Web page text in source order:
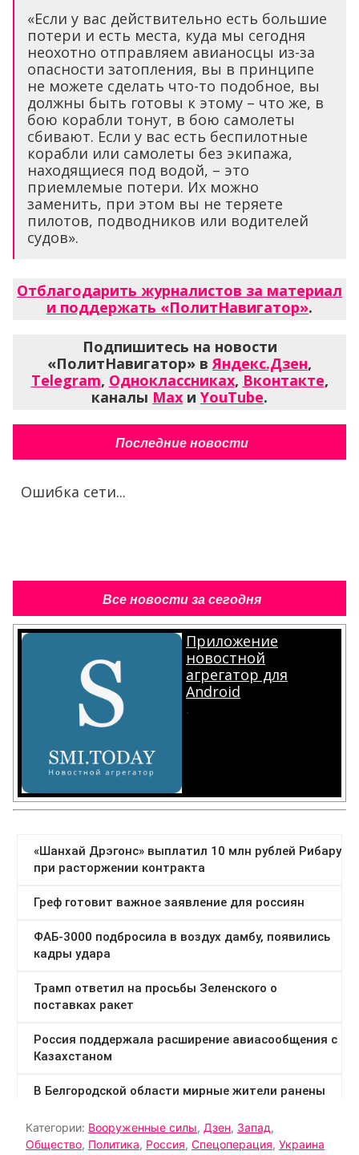
«Если у вас действительно есть большие
потери и есть места, куда мы сегодня
неохотно отправляем авианосцы из-за
опасности затопления, вы в принципе
не можете сделать что-то подобное, вы
должны быть готовы к этому – что же, в
бою корабли тонут, в бою самолеты
сбивают. Если у вас есть беспилотные
корабли или самолеты без экипажа,
находящиеся под водой, – это
приемлемые потери. Их можно
заменить, при этом вы не теряете
пилотов, подводников или водителей
судов».
Отблагодарить журналистов за материал
и поддержать «ПолитНавигатор».
Подпишитесь на новости
«ПолитНавигатор» вЯндекс.Дзен,
Telegram, Одноклассниках, Вконтакте,
каналы Max и YouTube.
Последние новости
Ошибка сети...
Все новости за сегодня
Приложение
новостной
агрегатор для
Android
.
Категории: Вооруженные силы, Дзен, Запад,
Общество, Политика, Россия, Спецоперация, Украина